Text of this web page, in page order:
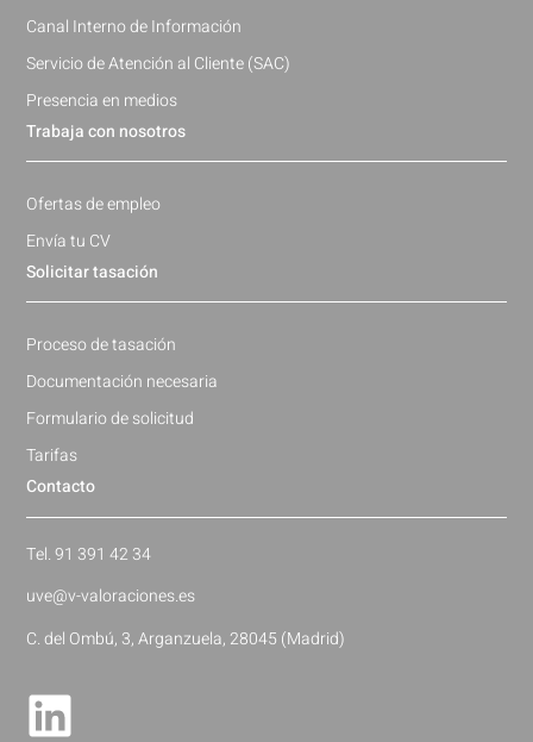
Contacto
Tel. 91 391 42 34
uve@v-valoraciones.es
C. del Ombú, 3, Arganzuela, 28045 (Madrid)
Solicitar tasación
Proceso de tasación
Documentación necesaria
Formulario de solicitud
Tarifas
Trabaja con nosotros
Ofertas de empleo
Envía tu CV
Canal Interno de Información
Servicio de Atención al Cliente (SAC)
Presencia en medios